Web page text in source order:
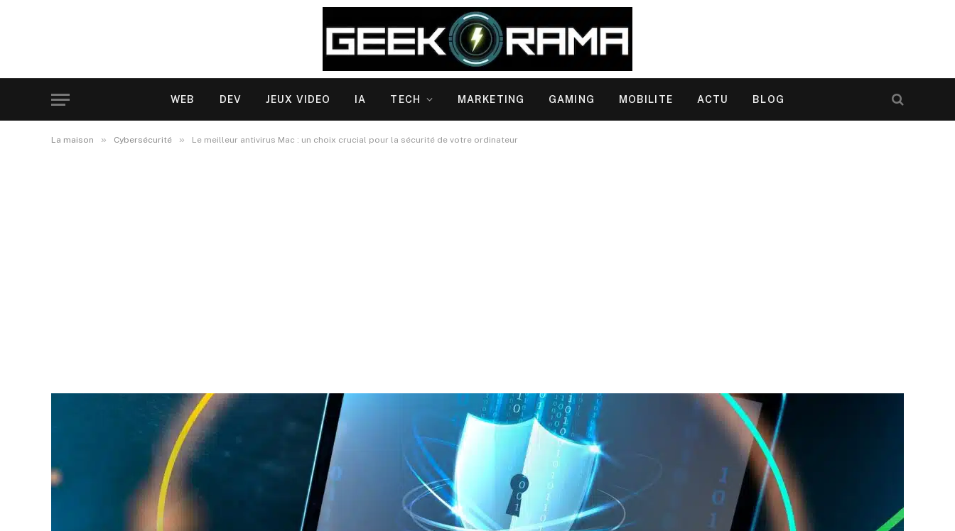
WEB DEV JEUX VIDEO IA TECH MARKETING GAMING MOBILITE ACTU BLOG
La maison » Cybersécurité » Le meilleur antivirus Mac : un choix crucial pour la sécurité de votre ordinateur